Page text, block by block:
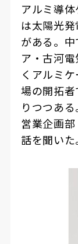
アルミ導
は太陽光
がある。
ア・古河
くアルミ
場の開拓
りつつあ
営業企画
話を聞いた